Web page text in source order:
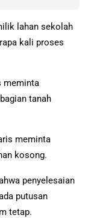
lahan sekolah
kali proses
meminta
tanah
meminta
kosong.
penyelesaian
putusan
tetap.